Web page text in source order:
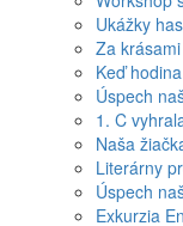
Ukážky
Za
Keď
Úspech
1. C
Naša
Literárny
Úspech
Exkurzia